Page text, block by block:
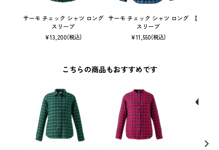
サーモ チェック シャツ ロング
スリーブ
¥13,200(税込)
サーモ チェック シャツ ロング
スリーブ
¥11,550(税込)
【ウィ
こちらの商品もおすすめです